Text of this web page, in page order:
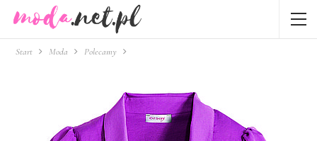
Start Moda Polecamy